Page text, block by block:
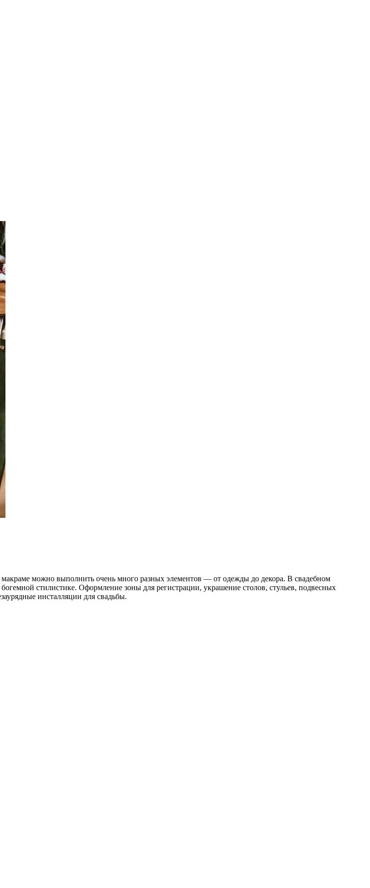
можно выполнить очень много разных элементов — от одежды до декора. В свадебном
стилистике. Оформление зоны для регистрации, украшение столов, стульев, подвесных
инсталляции для свадьбы.